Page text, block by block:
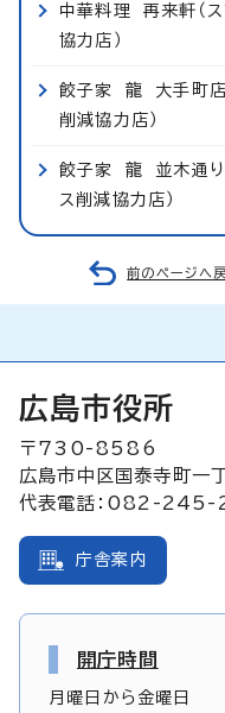
中華料理 再来軒（
協力店）
餃子家 龍 大手町店
削減協力店）
餃子家 龍 並木通り
ス削減協力店）
前のページへ
広島市役所
〒730-8586
広島市中区国泰寺町
代表電話：082-245-
庁舎案内
開庁時間
月曜日から金曜日